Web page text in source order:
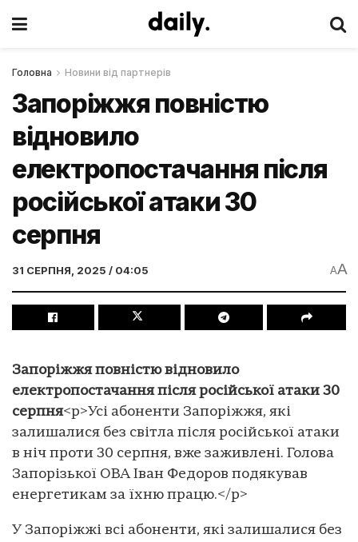
Головна Новини від партнерів
Запоріжжя повністю
відновило
електропостачання після
російської атаки 30
серпня
31 СЕРПНЯ, 2025 / 04:05 AA
Запоріжжя повністю відновило
електропостачання після російської атаки 30
серпня<p>Усі абоненти Запоріжжя, які
залишалися без світла після російської атаки
в ніч проти 30 серпня, вже заживлені. Голова
Запорізької ОВА Іван Федоров подякував
енергетикам за їхню працю.</p>
У Запоріжжі всі абоненти, які залишалися без